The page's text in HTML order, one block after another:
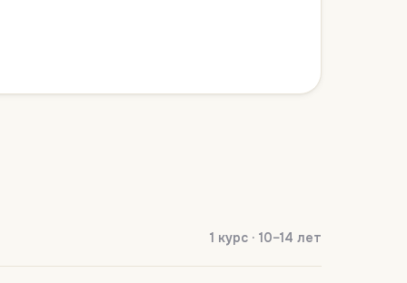
1 курс · 10–14 лет